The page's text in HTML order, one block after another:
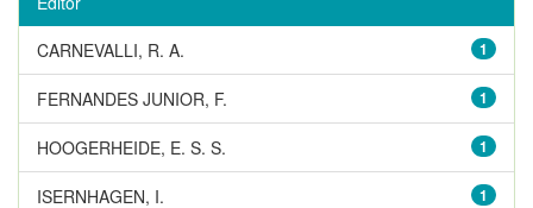
1
CARNEVALLI, R. A.
1
FERNANDES JUNIOR, F.
1
HOOGERHEIDE, E. S. S.
1
ISERNHAGEN, I.